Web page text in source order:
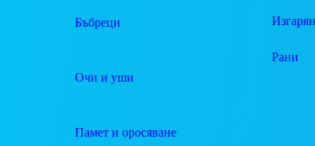
Бъбреци
Очи и уши
Памет и оросяване
Рани